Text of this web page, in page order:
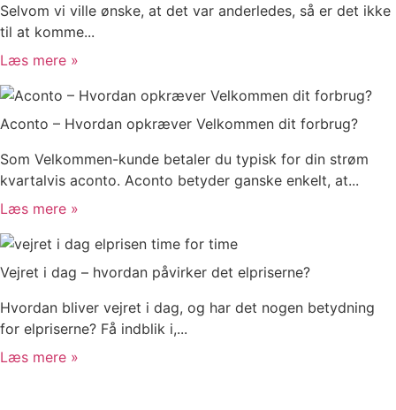
Selvom vi ville ønske, at det var anderledes, så er det ikke
til at komme...
Læs mere »
Aconto – Hvordan opkræver Velkommen dit forbrug?
Som Velkommen-kunde betaler du typisk for din strøm
kvartalvis aconto. Aconto betyder ganske enkelt, at...
Læs mere »
Vejret i dag – hvordan påvirker det elpriserne?
Hvordan bliver vejret i dag, og har det nogen betydning
for elpriserne? Få indblik i,...
Læs mere »